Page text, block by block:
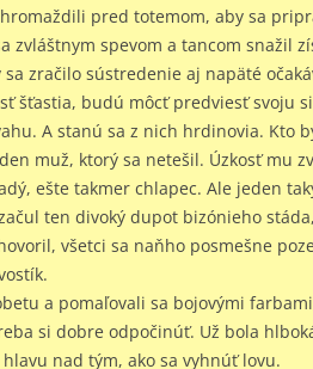
pred totemom, aby sa
zvláštnym spevom a tancom snažil
zračilo sústredenie aj napäté
šťastia, budú môcť predviesť svoju
A stanú sa z nich hrdinovia. Kto
muž, ktorý sa netešil. Úzkosť mu
ešte takmer chlapec. Ale jeden
ten divoký dupot bizónieho
všetci sa naňho posmešne
a pomaľovali sa bojovými
si dobre odpočinúť. Už bola
nad tým, ako sa vyhnúť lovu.